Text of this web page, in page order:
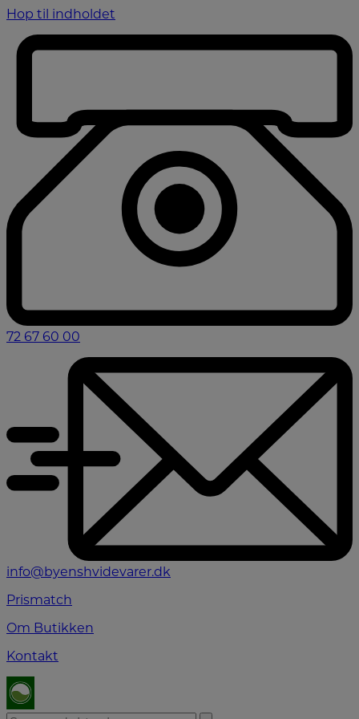
Hop til indholdet
72 67 60 00
info@byenshvidevarer.dk
Prismatch
Om Butikken
Kontakt